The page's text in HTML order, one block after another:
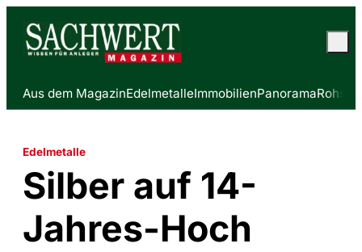
Aus dem MagazinEdelmetalleImmobilienPanorama
Edelmetalle
Silber auf 14-
Jahres-Hoch